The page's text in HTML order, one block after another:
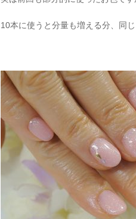
10本に使うと分量も増える分、同